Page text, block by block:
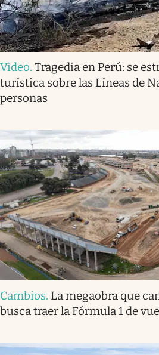
Video. Tragedia en Perú: se
turística sobre las Líneas de
personas
Cambios. La megaobra que
busca traer la Fórmula 1 de